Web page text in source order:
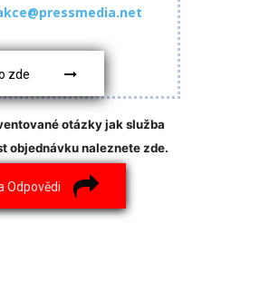
zde
otázky jak služba
objednávku naleznete zde.
Odpovědi